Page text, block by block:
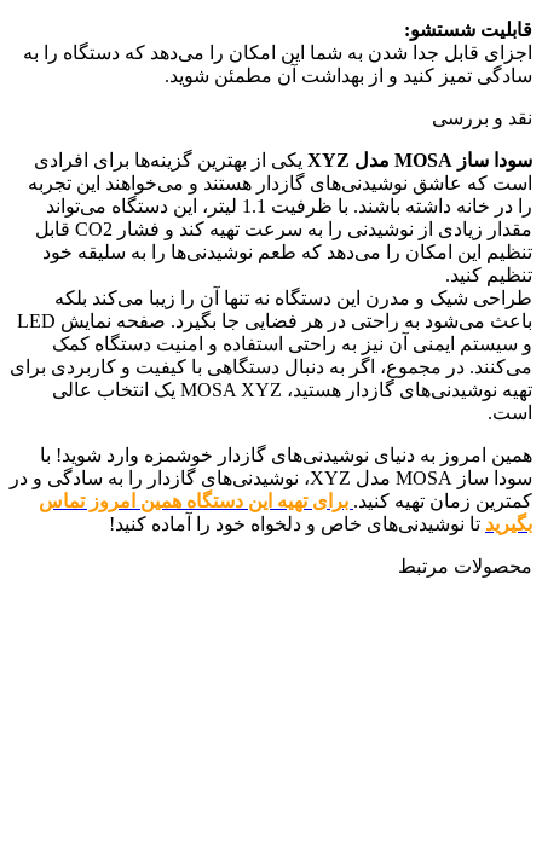
قابلیت شستشو:
اجزای قابل جدا شدن به شما این امکان را می‌دهد که دستگاه را به
سادگی تمیز کنید و از بهداشت آن مطمئن شوید.
نقد و بررسی
سودا ساز MOSA مدل XYZ
یکی از بهترین گزینه‌ها برای افرادی
است که عاشق نوشیدنی‌های گازدار هستند و می‌خواهند این تجربه
را در خانه داشته باشند. با ظرفیت 1.1 لیتر، این دستگاه می‌تواند
مقدار زیادی از نوشیدنی را به سرعت تهیه کند و فشار CO2 قابل
تنظیم این امکان را می‌دهد که طعم نوشیدنی‌ها را به سلیقه خود
تنظیم کنید.
طراحی شیک و مدرن این دستگاه نه تنها آن را زیبا می‌کند بلکه
باعث می‌شود به راحتی در هر فضایی جا بگیرد. صفحه نمایش LED
و سیستم ایمنی آن نیز به راحتی استفاده و امنیت دستگاه کمک
می‌کنند. در مجموع، اگر به دنبال دستگاهی با کیفیت و کاربردی برای
تهیه نوشیدنی‌های گازدار هستید، MOSA XYZ یک انتخاب عالی
است.
همین امروز به دنیای نوشیدنی‌های گازدار خوشمزه وارد شوید! با
سودا ساز MOSA مدل XYZ، نوشیدنی‌های گازدار را به سادگی و در
کمترین زمان تهیه کنید. برای تهیه این دستگاه همین امروز تماس
بگیرید تا نوشیدنی‌های خاص و دلخواه خود را آماده کنید!
محصولات مرتبط